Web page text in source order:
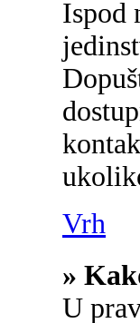
Ispod
Vrh
»
U